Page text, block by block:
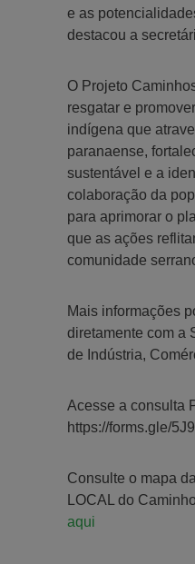
e as
destacou a
O Projeto
resgatar e
indígena que
paranaense,
sustentável e a
colaboração da
para aprimorar o
que as ações
comunidade
Mais informações
diretamente com a
de Indústria,
Acesse a consulta
https://forms.gle/
Consulte o mapa
LOCAL do
aqui